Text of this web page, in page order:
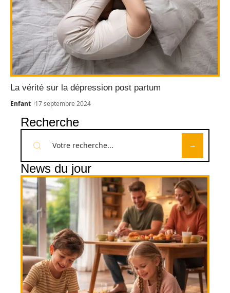
La vérité sur la dépression post partum
Enfant 17 septembre 2024
Recherche
News du jour